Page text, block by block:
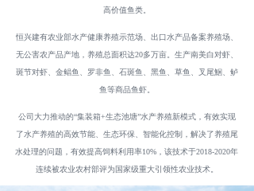
高价值鱼类。
恒兴建有农业部水产健康养殖示范场、出口水产品备案养殖场、
无公害农产品产地，养殖总面积达20多万亩。生产南美白对虾、
斑节对虾、金鲳鱼、罗非鱼、石斑鱼、黑鱼、草鱼、叉尾鮰、鲈
鱼等商品鱼虾。
公司大力推动的“集装箱+生态池塘”水产养殖新模式，有效实现
了水产养殖的高效节能、生态环保、智能化控制，解决了养殖尾
水处理的问题，有效提高饲料利用率10%，该技术于2018-2020年
连续被农业农村部评为国家级重大引领性农业技术。